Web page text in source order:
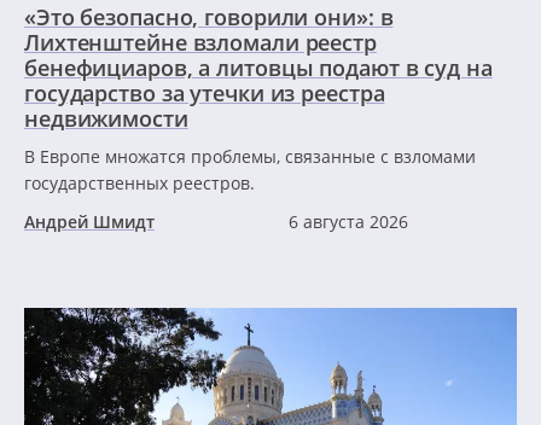
«Это безопасно, говорили они»: в
Лихтенштейне взломали реестр
бенефициаров, а литовцы подают в суд на
государство за утечки из реестра
недвижимости
В Европе множатся проблемы, связанные с взломами
государственных реестров.
Андрей Шмидт
6 августа 2026